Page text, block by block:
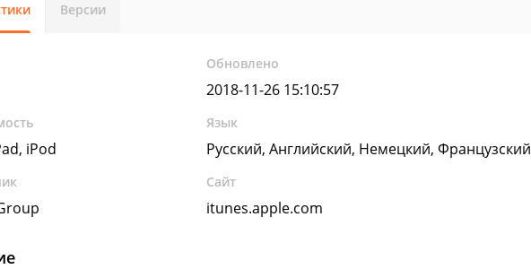
Версии
Обновлено
2018-11-26 15:10:57
iPod
Язык
Русский, Английский, Немецкий, Французский
Сайт
itunes.apple.com